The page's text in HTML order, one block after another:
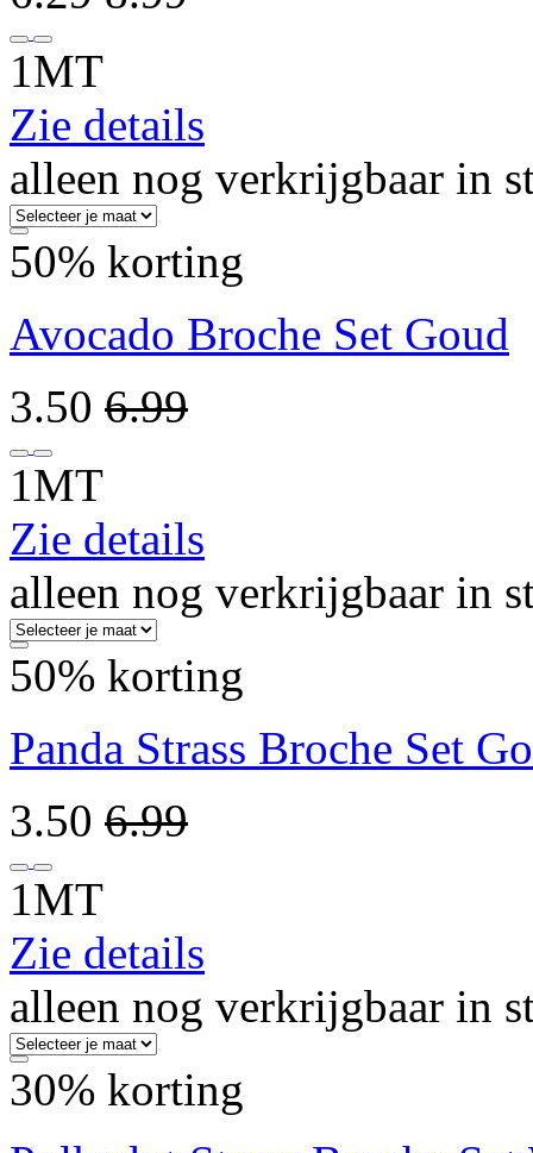
1MT
Zie details
alleen nog verkrijgbaar in
50% korting
Avocado Broche Set Goud
3.50 6.99
1MT
Zie details
alleen nog verkrijgbaar in
50% korting
Panda Strass Broche Set
3.50 6.99
1MT
Zie details
alleen nog verkrijgbaar in
30% korting